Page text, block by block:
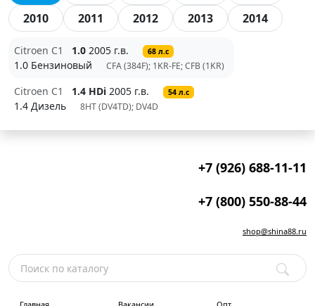
2010
2011 2012 2013 2014
Citroen C1 1.0 2005 г.в. 68 л.с
1.0 Бензиновый CFA (384F); 1KR-FE; CFB (1KR)
Citroen C1 1.4 HDi 2005 г.в. 54 л.с
1.4 Дизель 8HT (DV4TD); DV4D
+7 (926) 688-11-11
+7 (800) 550-88-44
shop@shina88.ru